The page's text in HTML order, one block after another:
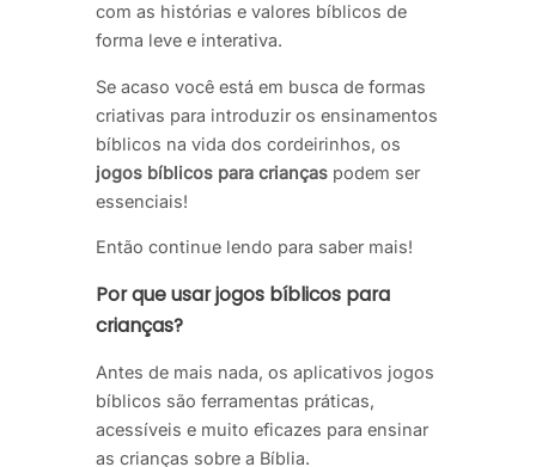
com as histórias e valores bíblicos de
forma leve e interativa.
Se acaso você está em busca de formas
criativas para introduzir os ensinamentos
bíblicos na vida dos cordeirinhos, os
jogos bíblicos para crianças podem ser
essenciais!
Então continue lendo para saber mais!
Por que usar jogos bíblicos para
crianças?
Antes de mais nada, os aplicativos jogos
bíblicos são ferramentas práticas,
acessíveis e muito eficazes para ensinar
as crianças sobre a Bíblia.